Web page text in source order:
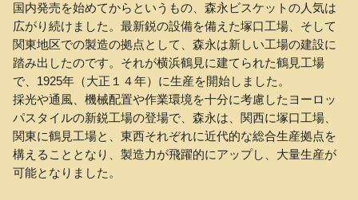
国内発売を始めてからというもの、森永ビスケットの人気は
広がり続けました。最新鋭の設備を備えた塚口工場、そして
関東地区での製造の拠点として、森永は新しい工場の建設に
踏み出したのです。それが横浜鶴見に建てられた鶴見工場
で、1925年（大正１４年）に生産を開始しました。
採光や通風、機械配置や作業環境を十分に考慮したヨーロッ
パスタイルの新鋭工場の登場で、森永は、関西に塚口工場、
関東に鶴見工場と、東西それぞれに近代的な総合生産拠点を
構えることとなり、製造力が飛躍的にアップし、大量生産が
可能となりました。